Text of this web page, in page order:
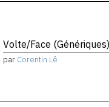
Volte/Face (Génériques)
par Corentin Lê